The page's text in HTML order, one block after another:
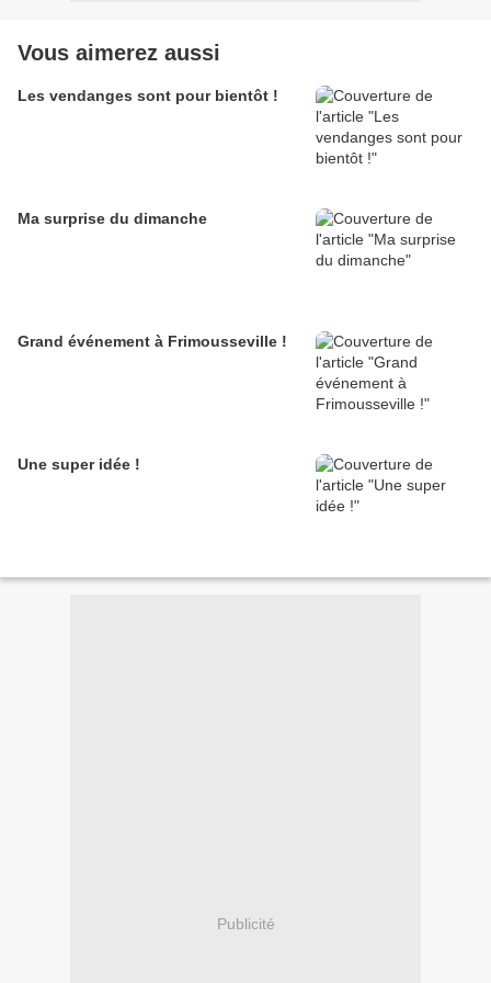
Vous aimerez aussi
Les vendanges sont pour bientôt !
Ma surprise du dimanche
Grand événement à Frimousseville !
Une super idée !
Publicité